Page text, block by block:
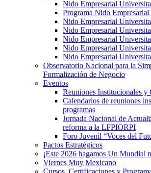
Nido Empresarial
Programa Nido
Nido Empresarial
Nido Empresarial
Nido Empresarial
Nido Empresarial
Nido Empresarial
Observatorio Nacional para la
Formalización de Negocio
Eventos
Reuniones Institucionales y
Calendarios de reuniones
programas
Jornada Nacional de
reforma a la LFPIORPI
Foro Juvenil “Voces del
Pactos Estratégicos
¡Este 2026 hagamos Un Mundial
Viernes Muy Mexicano
Cursos, Certificaciones y